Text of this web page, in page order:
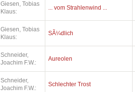
Giesen, Tobias
Klaus:
... vom Strahlenwind ...
Giesen, Tobias
Klaus:
SÃ¼dlich
Schneider,
Joachim F.W.:
Aureolen
Schneider,
Joachim F.W.:
Schlechter Trost